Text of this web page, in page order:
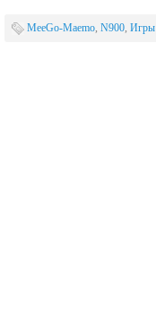
MeeGo-Maemo, N900, Игры